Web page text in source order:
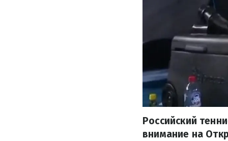
Российский
внимание на